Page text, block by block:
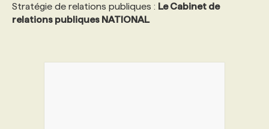
Stratégie de relations publiques : Le Cabinet de
relations publiques NATIONAL